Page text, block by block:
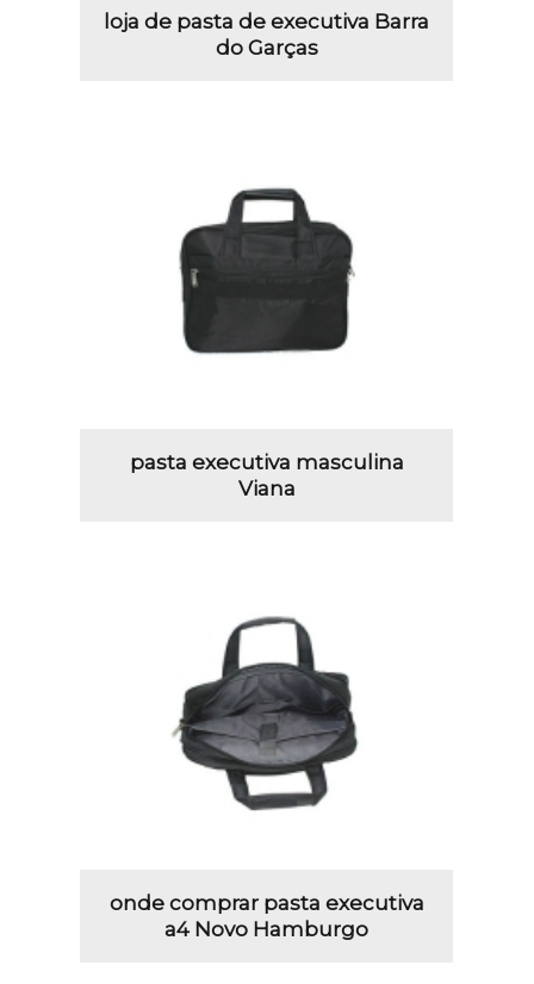
loja de pasta de executiva Barra
do Garças
pasta executiva masculina
Viana
onde comprar pasta executiva
a4 Novo Hamburgo